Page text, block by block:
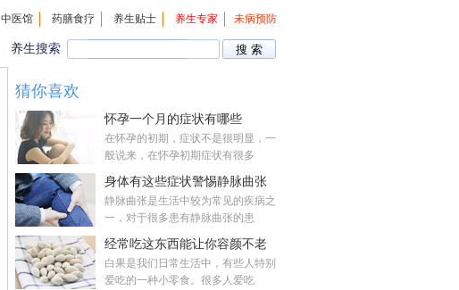
中医馆 药膳食疗 养生贴士 养生专家 未病预防
养生搜索
猜你喜欢
怀孕一个月的症状有哪些
在怀孕的初期，症状不是很明显，一
般说来，在怀孕初期症状有很多
身体有这些症状警惕静脉曲张
静脉曲张是生活中较为常见的疾病之
一，对于很多患有静脉曲张的患
经常吃这东西能让你容颜不老
白果是我们日常生活中，有些人特别
爱吃的一种小零食。很多人爱吃